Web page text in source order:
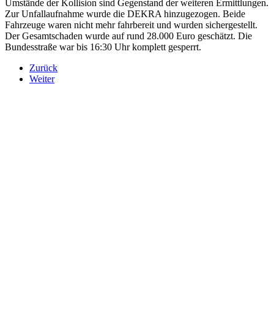
Umstände der Kollision sind Gegenstand der weiteren Ermittlungen.
Zur Unfallaufnahme wurde die DEKRA hinzugezogen. Beide
Fahrzeuge waren nicht mehr fahrbereit und wurden sichergestellt.
Der Gesamtschaden wurde auf rund 28.000 Euro geschätzt. Die
Bundesstraße war bis 16:30 Uhr komplett gesperrt.
Zurück
Weiter